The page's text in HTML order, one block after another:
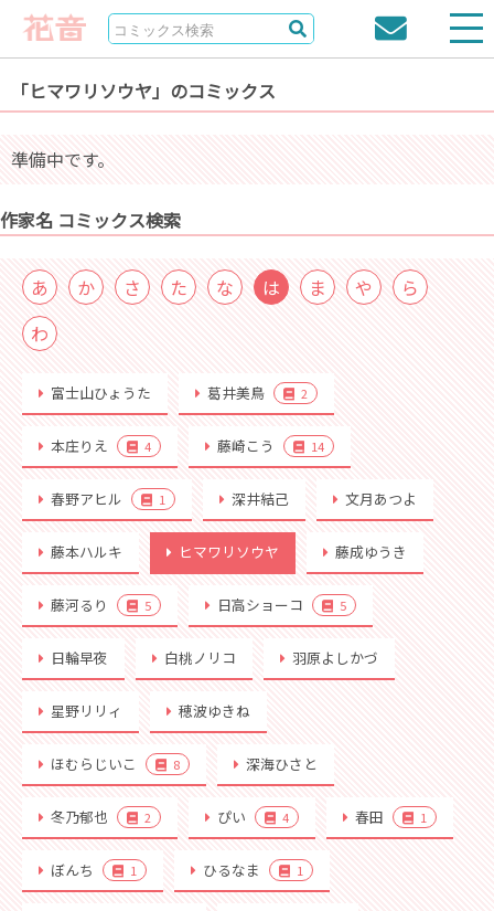
「ヒマワリソウヤ」のコミックス
準備中です。
作家名 コミックス検索
あ か さ た な は ま や
ら
わ
富士山ひょうた 葛井美鳥 2
本庄りえ 4 藤崎こう 14
春野アヒル 1 深井結己 文月あつよ
藤本ハルキ ヒマワリソウヤ 藤成ゆうき
藤河るり 5 日高ショーコ 5
日輪早夜 白桃ノリコ 羽原よしかづ
星野リリィ 穂波ゆきね
ほむらじいこ 8 深海ひさと
冬乃郁也 2 ぴい 4 春田 1
ぼんち 1 ひるなま 1